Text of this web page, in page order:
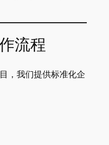
流程
，我们提供标准化企